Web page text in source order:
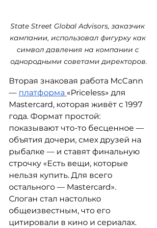
State Street Global Advisors, заказчик
кампании, использовал фигурку как
символ давления на компании с
однородными советами директоров.
Вторая знаковая работа McCann
— платформа «Priceless» для
Mastercard, которая живёт с 1997
года. Формат простой:
показывают что-то бесценное —
объятия дочери, смех друзей на
рыбалке — и ставят финальную
строчку «Есть вещи, которые
нельзя купить. Для всего
остального — Mastercard».
Слоган стал настолько
общеизвестным, что его
цитировали в кино и сериалах.